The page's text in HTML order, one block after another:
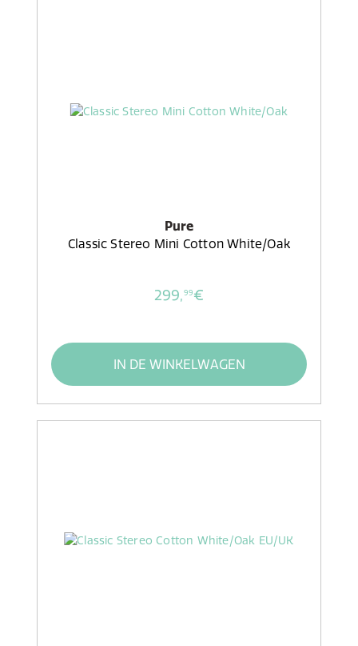
Pure
Classic Stereo Mini Cotton White/Oak
299,99€
IN DE WINKELWAGEN